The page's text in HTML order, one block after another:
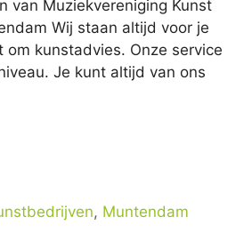
van Muziekvereniging Kunst
Wij staan altijd voor je
om kunstadvies. Onze service
Je kunt altijd van ons
, Muntendam